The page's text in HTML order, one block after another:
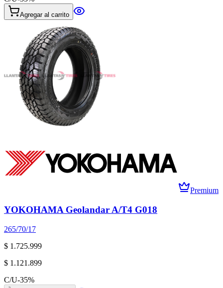
Agregar al carrito
Premium
YOKOHAMA Geolandar A/T4 G018
265/70/17
$ 1.725.999
$ 1.121.899
C/U-35%